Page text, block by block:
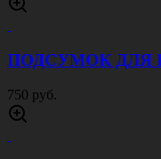
ПОДСУМОК ДЛЯ
750 руб.